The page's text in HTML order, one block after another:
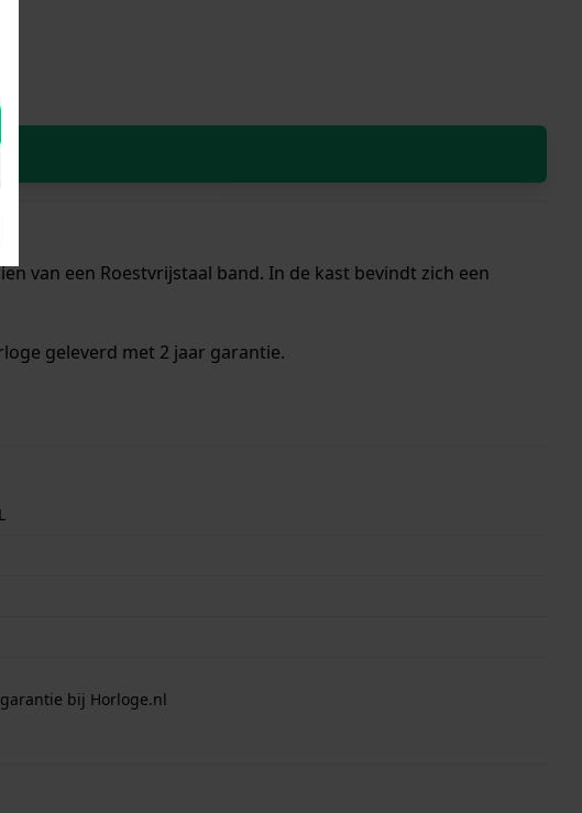
van een Roestvrijstaal band. In de kast bevindt zich een
geleverd met 2 jaar garantie.
bij Horloge.nl